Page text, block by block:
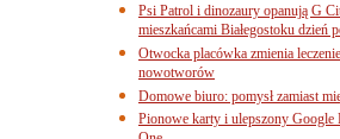
Psi Patrol i dinozaury opanują G
mieszkańcami Białegostoku dzień
Otwocka placówka zmienia
nowotworów
Domowe biuro: pomysł zamiast
Pionowe karty i ulepszony Google